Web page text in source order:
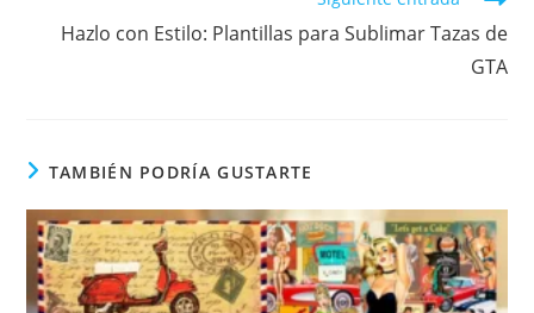
Hazlo con Estilo: Plantillas para Sublimar Tazas de
GTA
TAMBIÉN PODRÍA GUSTARTE